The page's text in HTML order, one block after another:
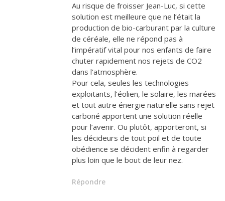
Au risque de froisser Jean-Luc, si cette
solution est meilleure que ne l’était la
production de bio-carburant par la culture
de céréale, elle ne répond pas à
l’impératif vital pour nos enfants de faire
chuter rapidement nos rejets de CO2
dans l’atmosphère.
Pour cela, seules les technologies
exploitants, l’éolien, le solaire, les marées
et tout autre énergie naturelle sans rejet
carboné apportent une solution réelle
pour l’avenir. Ou plutôt, apporteront, si
les décideurs de tout poil et de toute
obédience se décident enfin à regarder
plus loin que le bout de leur nez.
Répondre